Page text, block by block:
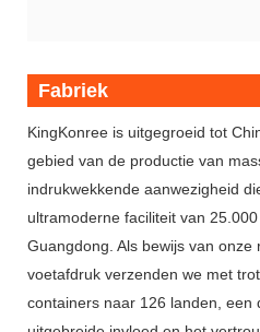
Fabriek
KingKonree is uitgegroeid tot
gebied van de productie van
indrukwekkende aanwezigheid
ultramoderne faciliteit van
Guangdong. Als bewijs van onze
voetafdruk verzenden we met
containers naar 126 landen, een